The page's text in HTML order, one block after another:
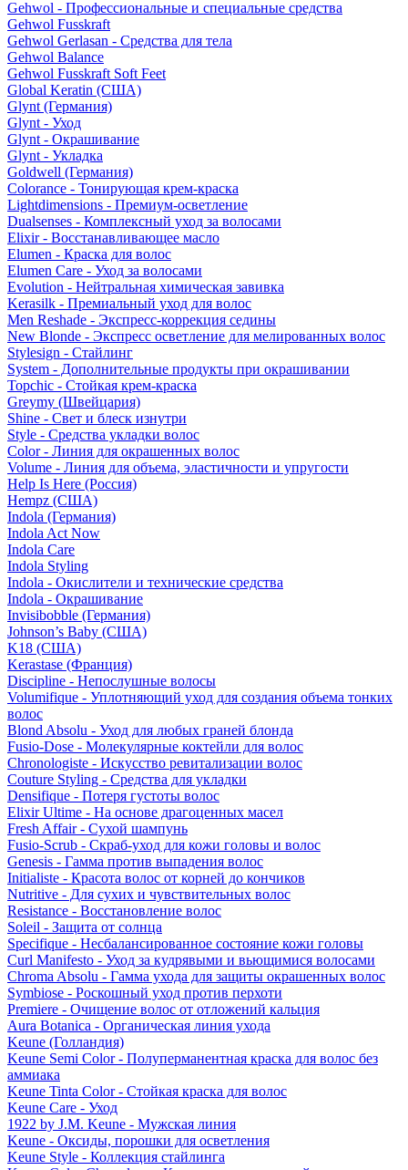
Gehwol - Профессиональные и специальные средства
Gehwol Fusskraft
Gehwol Gerlasan - Средства для тела
Gehwol Balance
Gehwol Fusskraft Soft Feet
Global Keratin (США)
Glynt (Германия)
Glynt - Уход
Glynt - Окрашивание
Glynt - Укладка
Goldwell (Германия)
Colorance - Тонирующая крем-краска
Lightdimensions - Премиум-осветление
Dualsenses - Комплексный уход за волосами
Elixir - Восстанавливающее масло
Elumen - Краска для волос
Elumen Care - Уход за волосами
Evolution - Нейтральная химическая завивка
Kerasilk - Премиальный уход для волос
Men Reshade - Экспресс-коррекция седины
New Blonde - Экспресс осветление для мелированных волос
Stylesign - Стайлинг
System - Дополнительные продукты при окрашивании
Topchic - Стойкая крем-краска
Greymy (Швейцария)
Shine - Свет и блеск изнутри
Style - Средства укладки волос
Color - Линия для окрашенных волос
Volume - Линия для объема, эластичности и упругости
Help Is Here (Россия)
Hempz (США)
Indola (Германия)
Indola Act Now
Indola Care
Indola Styling
Indola - Окислители и технические средства
Indola - Окрашивание
Invisibobble (Германия)
Johnson’s Baby (США)
K18 (США)
Kerastase (Франция)
Discipline - Непослушные волосы
Volumifique - Уплотняющий уход для создания объема тонких
волос
Blond Absolu - Уход для любых граней блонда
Fusio-Dose - Молекулярные коктейли для волос
Chronologiste - Искусство ревитализации волос
Couture Styling - Средства для укладки
Densifique - Потеря густоты волос
Elixir Ultime - На основе драгоценных масел
Fresh Affair - Сухой шампунь
Fusio-Scrub - Скраб-уход для кожи головы и волос
Genesis - Гамма против выпадения волос
Initialiste - Красота волос от корней до кончиков
Nutritive - Для сухих и чувствительных волос
Resistance - Восстановление волос
Soleil - Защита от солнца
Specifique - Несбалансированное состояние кожи головы
Curl Manifesto - Уход за кудрявыми и вьющимися волосами
Chroma Absolu - Гамма ухода для защиты окрашенных волос
Symbiose - Роскошный уход против перхоти
Premiere - Очищение волос от отложений кальция
Aura Botanica - Органическая линия ухода
Keune (Голландия)
Keune Semi Color - Полуперманентная краска для волос без
аммиака
Keune Tinta Color - Стойкая краска для волос
Keune Care - Уход
1922 by J.M. Keune - Мужская линия
Keune - Оксиды, порошки для осветления
Keune Style - Коллекция стайлинга